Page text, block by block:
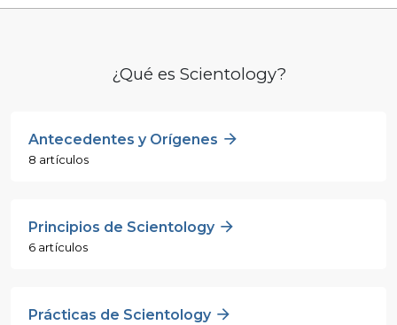
¿Qué es Scientology?
Antecedentes y Orígenes
8 artículos
Principios de Scientology
6 artículos
Prácticas de Scientology